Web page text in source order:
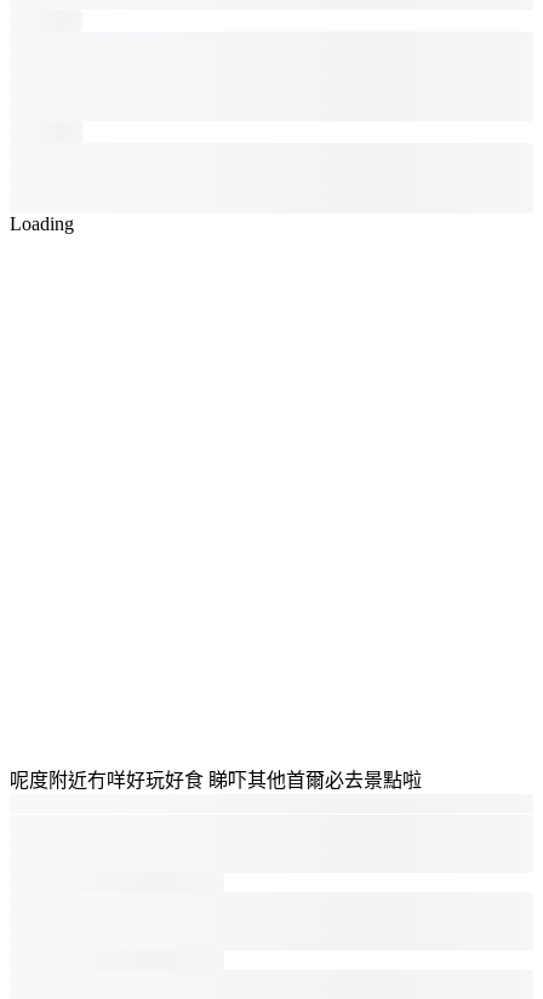
Loading
呢度附近冇咩好玩好食 睇吓其他首爾必去景點啦